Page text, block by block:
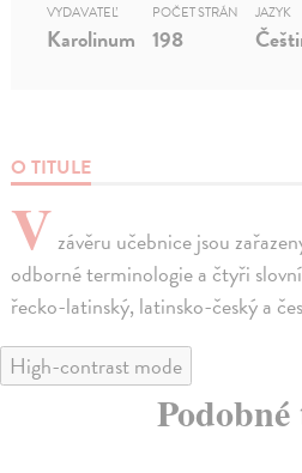
O TITULE
Vzávěru učebnice jsou
odborné terminologie a čtyři
řecko-latinský, latinsko-český a
VYDAVATEĽ
Karolinum
POČET STRÁN
198
JAZYK
High-contrast mode